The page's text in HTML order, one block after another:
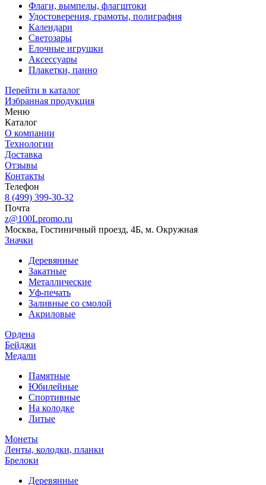
Флаги, вымпелы, флагштоки
Удостоверения, грамоты, полиграфия
Календари
Светозары
Елочные игрушки
Аксессуары
Плакетки, панно
Перейти в каталог
Избранная продукция
Меню
Каталог
О компании
Технологии
Доставка
Отзывы
Контакты
Телефон
8 (499) 399-30-32
Почта
z@100Lpromo.ru
Москва, Гостиничный проезд, 4Б, м. Окружная
Значки
Деревянные
Закатные
Металлические
Уф-печать
Заливные со смолой
Акриловые
Ордена
Бейджи
Медали
Памятные
Юбилейные
Спортивные
На колодке
Литые
Монеты
Ленты, колодки, планки
Брелоки
Деревянные